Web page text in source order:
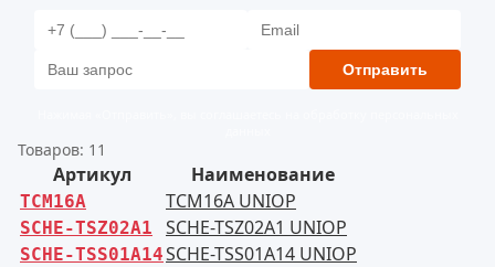
Отправить
Товаров: 11
Артикул Наименование
TCM16A TCM16A UNIOP
SCHE-TSZ02A1 SCHE-TSZ02A1 UNIOP
SCHE-TSS01A14SCHE-TSS01A14 UNIOP